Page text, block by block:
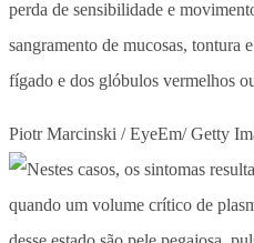
perda de sensibilidade e
sangramento de mucosas, tontura
fígado e dos glóbulos vermelhos
Piotr Marcinski / EyeEm/ Getty